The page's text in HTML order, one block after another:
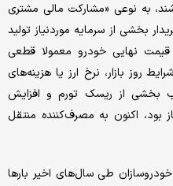
به نوعی «مشارکت مالی مشتری
بخشی از سرمایه موردنیاز تولید
قیمت نهایی خودرو معمولا قطعی
روز بازار، نرخ ارز یا هزینه‌های
بخشی از ریسک تورم و افزایش
بود، اکنون به مصرف‌کننده منتقل
طی سال‌های اخیر بارها